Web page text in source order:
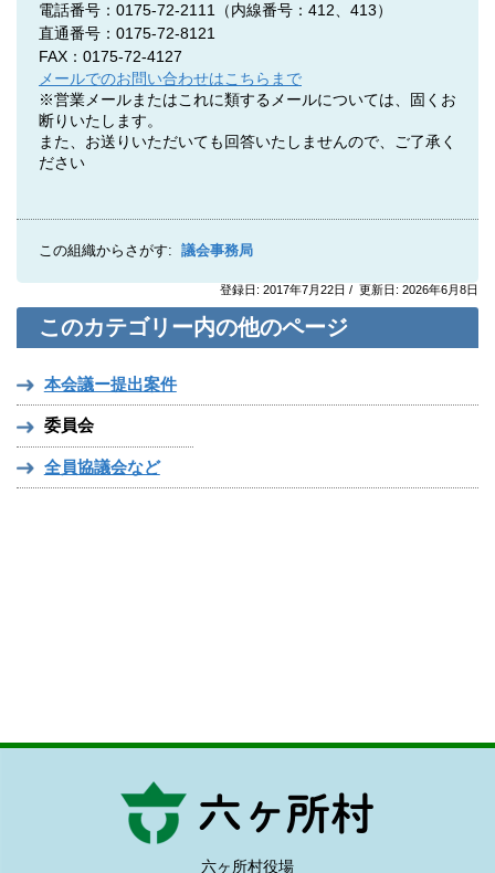
電話番号：0175-72-2111（内線番号：412、413）
直通番号：0175-72-8121
FAX：0175-72-4127
メールでのお問い合わせはこちらまで
※営業メールまたはこれに類するメールについては、固くお
断りいたします。
また、お送りいただいても回答いたしませんので、ご了承く
ださい
この組織からさがす: 議会事務局
登録日: 2017年7月22日 / 更新日: 2026年6月8日
このカテゴリー内の他のページ
本会議ー提出案件
委員会
全員協議会など
六ヶ所村役場